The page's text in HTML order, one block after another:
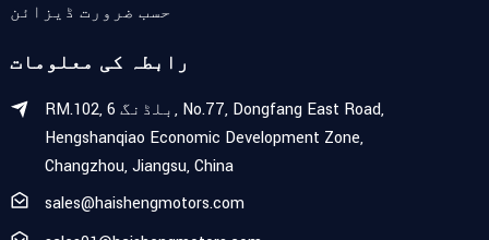
حسب ضرورت ڈیزائن
رابطہ کی معلومات
RM.102, بلڈنگ 6, No.77, Dongfang East Road,
Hengshanqiao Economic Development Zone,
Changzhou, Jiangsu, China
sales@haishengmotors.com